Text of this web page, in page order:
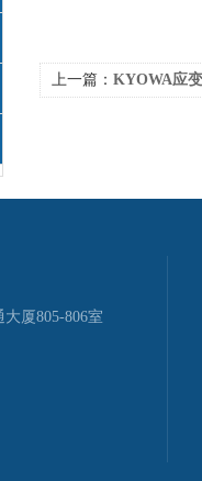
上一篇： KYOWA应变片
厦805-806室